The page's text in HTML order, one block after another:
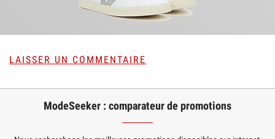
LAISSER UN COMMENTAIRE
ModeSeeker : comparateur de promotions